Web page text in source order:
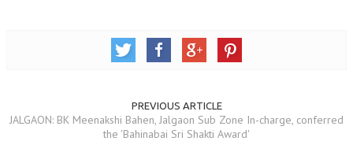
PREVIOUS ARTICLE
​JALGAON: ​​BK Meenakshi Bahen, Jalgaon Sub Zone In-charge, conferred
the 'Bahinabai Sri Shakti Award'